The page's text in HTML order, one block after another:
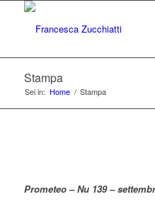
Stampa
Sei in: Home / Stampa
Prometeo – Nu 139 –